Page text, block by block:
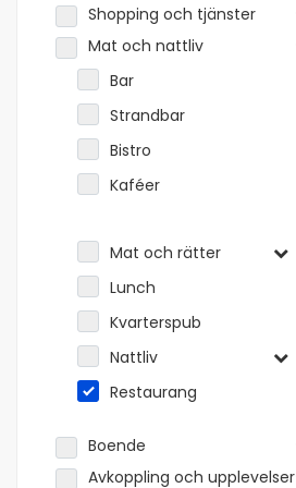
Shopping och tjänster
Mat och nattliv
Bar
Strandbar
Bistro
Kaféer
Mat och rätter
Lunch
Kvarterspub
Nattliv
Restaurang
Boende
Avkoppling och upplevelser